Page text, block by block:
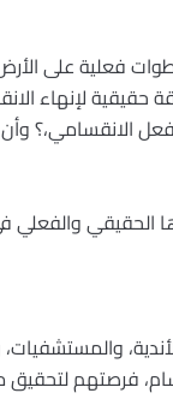
فعلية على
حقيقية لإنهاء
وأن
الحقيقي والفعلي
فرصتهم